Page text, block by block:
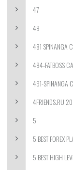
47
48
481 SPINANGA
484-FATBOSS
491-SPINANGA
4FRIENDS.RU 20
5
5 BEST FOREX
5 BEST HIGH